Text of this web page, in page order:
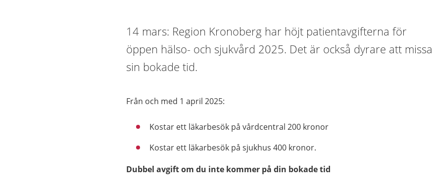
14 mars: Region Kronoberg har höjt patientavgifterna för
öppen hälso- och sjukvård 2025. Det är också dyrare att missa
sin bokade tid.
Från och med 1 april 2025:
Kostar ett läkarbesök på vårdcentral 200 kronor
Kostar ett läkarbesök på sjukhus 400 kronor.
Dubbel avgift om du inte kommer på din bokade tid